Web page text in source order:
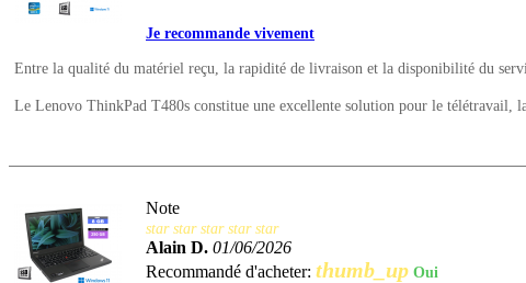
Je recommande vivement
Entre la qualité du matériel reçu, la rapidité de livraison et la disponibilité du
Le Lenovo ThinkPad T480s constitue une excellente solution pour le télétravail,
Note
star star star star star
Alain D. 01/06/2026
Recommandé d'acheter: thumb_up Oui